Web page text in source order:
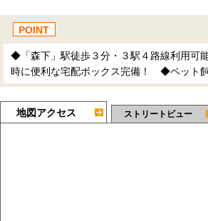
POINT
◆「森下」駅徒歩３分・３駅４路線利用
時に便利な宅配ボックス完備！ ◆ペット
地図アクセス ストリートビュー